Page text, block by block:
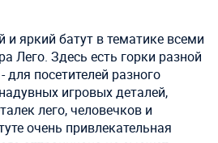
и яркий батут в тематике всеми
Лего. Здесь есть горки разной
посетителей разного
игровых деталей,
лего, человечков и
очень привлекательная